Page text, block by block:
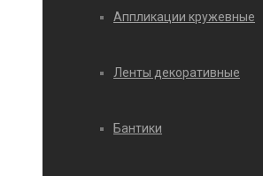
Аппликации кружевные
Ленты декоративные
Бантики